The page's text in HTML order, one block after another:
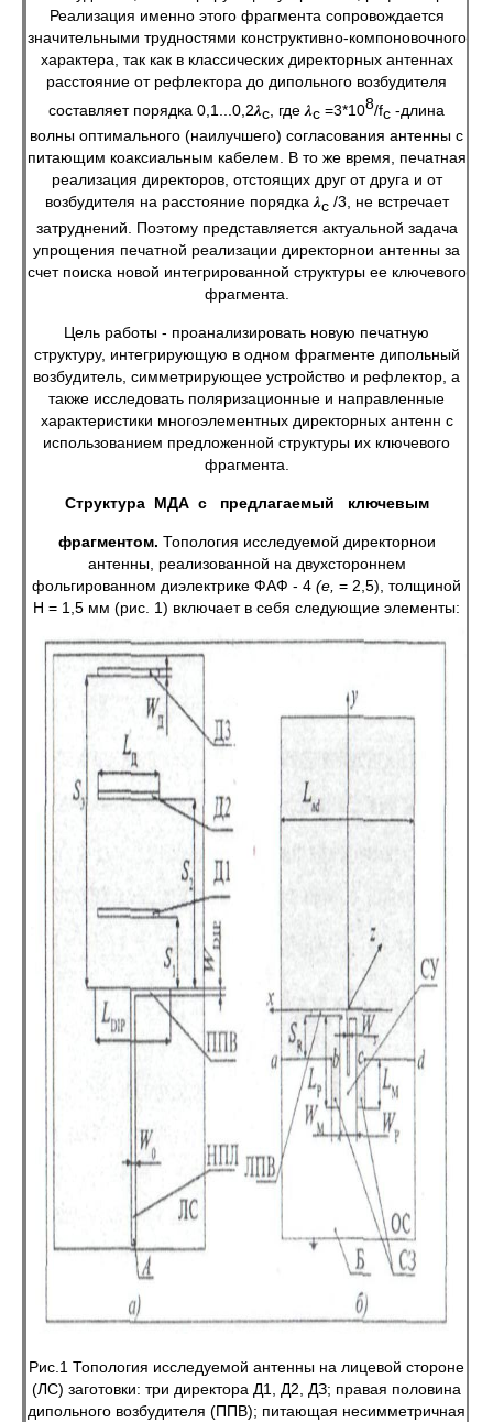
Реализация именно этого фрагмента сопровождается
значительными трудностями конструктивно-компоновочного
характера, так как в классических директорных антеннах
расстояние от рефлектора до дипольного возбудителя
составляет порядка 0,1...0,2𝝀с , где 𝝀с =3*108/fс -длина
волны оптимального (наилучшего) согласования антенны с
питающим коаксиальным кабелем. В то же время, печатная
реализация директоров, отстоящих друг от друга и от
возбудителя на расстояние порядка 𝝀с/3, не встречает
затруднений. Поэтому представляется актуальной задача
упрощения печатной реализации директорнои антенны за
счет поиска новой интегрированной структуры ее ключевого
фрагмента.
Цель работы - проанализировать новую печатную
структуру, интегрирующую в одном фрагменте дипольный
возбудитель, симметрирующее устройство и рефлектор, а
также исследовать поляризационные и направленные
характеристики многоэлементных директорных антенн с
использованием предложенной структуры их ключевого
фрагмента.
Структура МДА с предлагаемый ключевым
фрагментом. Топология исследуемой директорнои
антенны, реализованной на двухстороннем
фольгированном диэлектрике ФАФ - 4 (е, = 2,5), толщиной
H = 1,5 мм (рис. 1) включает в себя следующие элементы:
Рис.1 Топология исследуемой антенны на лицевой стороне
(ЛС) заготовки: три директора Д1, Д2, ДЗ; правая половина
дипольного возбудителя (ППВ); питающая несимметричная